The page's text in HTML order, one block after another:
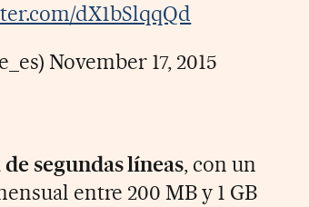
dX1bSlqqQd
November 17, 2015
segundas líneas, con un
entre 200 MB y 1 GB